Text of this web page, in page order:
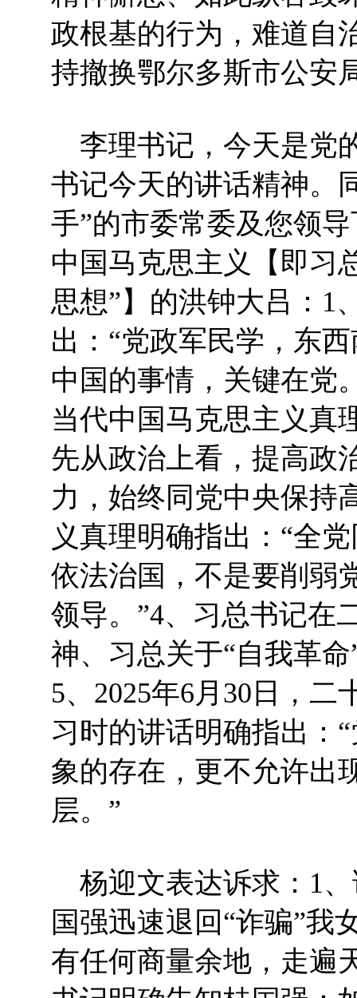
政根基的行为，难道自
持撤换鄂尔多斯市公安
李理书记，今天是党
书记今天的讲话精神。
手”的市委常委及您领
中国马克思主义【即习
思想”】的洪钟大吕：1
出：“党政军民学，东
中国的事情，关键在党
当代中国马克思主义真
先从政治上看，提高政
力，始终同党中央保持
义真理明确指出：“全
依法治国，不是要削弱
领导。”4、习总书记在
神、习总关于“自我革
5、2025年6月30日，
习时的讲话明确指出：
象的存在，更不允许出
层。”
杨迎文表达诉求：1
国强迅速退回“诈骗”我
有任何商量余地，走遍